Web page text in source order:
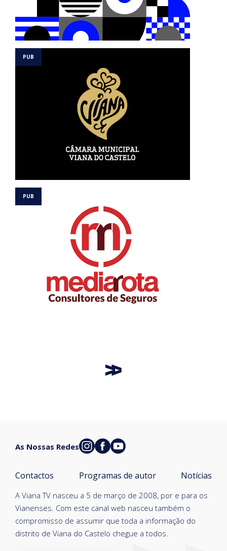
A Viana TV nasceu a 5 de março de 2008, por e para os
Vianenses. Com este canal web nasceu também o
compromisso de assumir que toda a informação do
distrito de Viana do Castelo chegue a todos.
Contactos Programas de autor Notícias
As Nossas Redes